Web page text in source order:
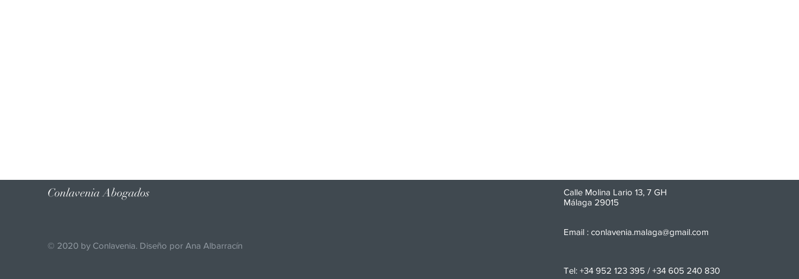
Conlavenia Abogados
© 2020 by Conlavenia. Diseño por Ana Albarracín
Calle Molina Lario 13, 7 GH
Málaga 29015
Email : conlavenia.malaga@gmail.com
Tel: +34 952 123 395 / +34 605 240 830